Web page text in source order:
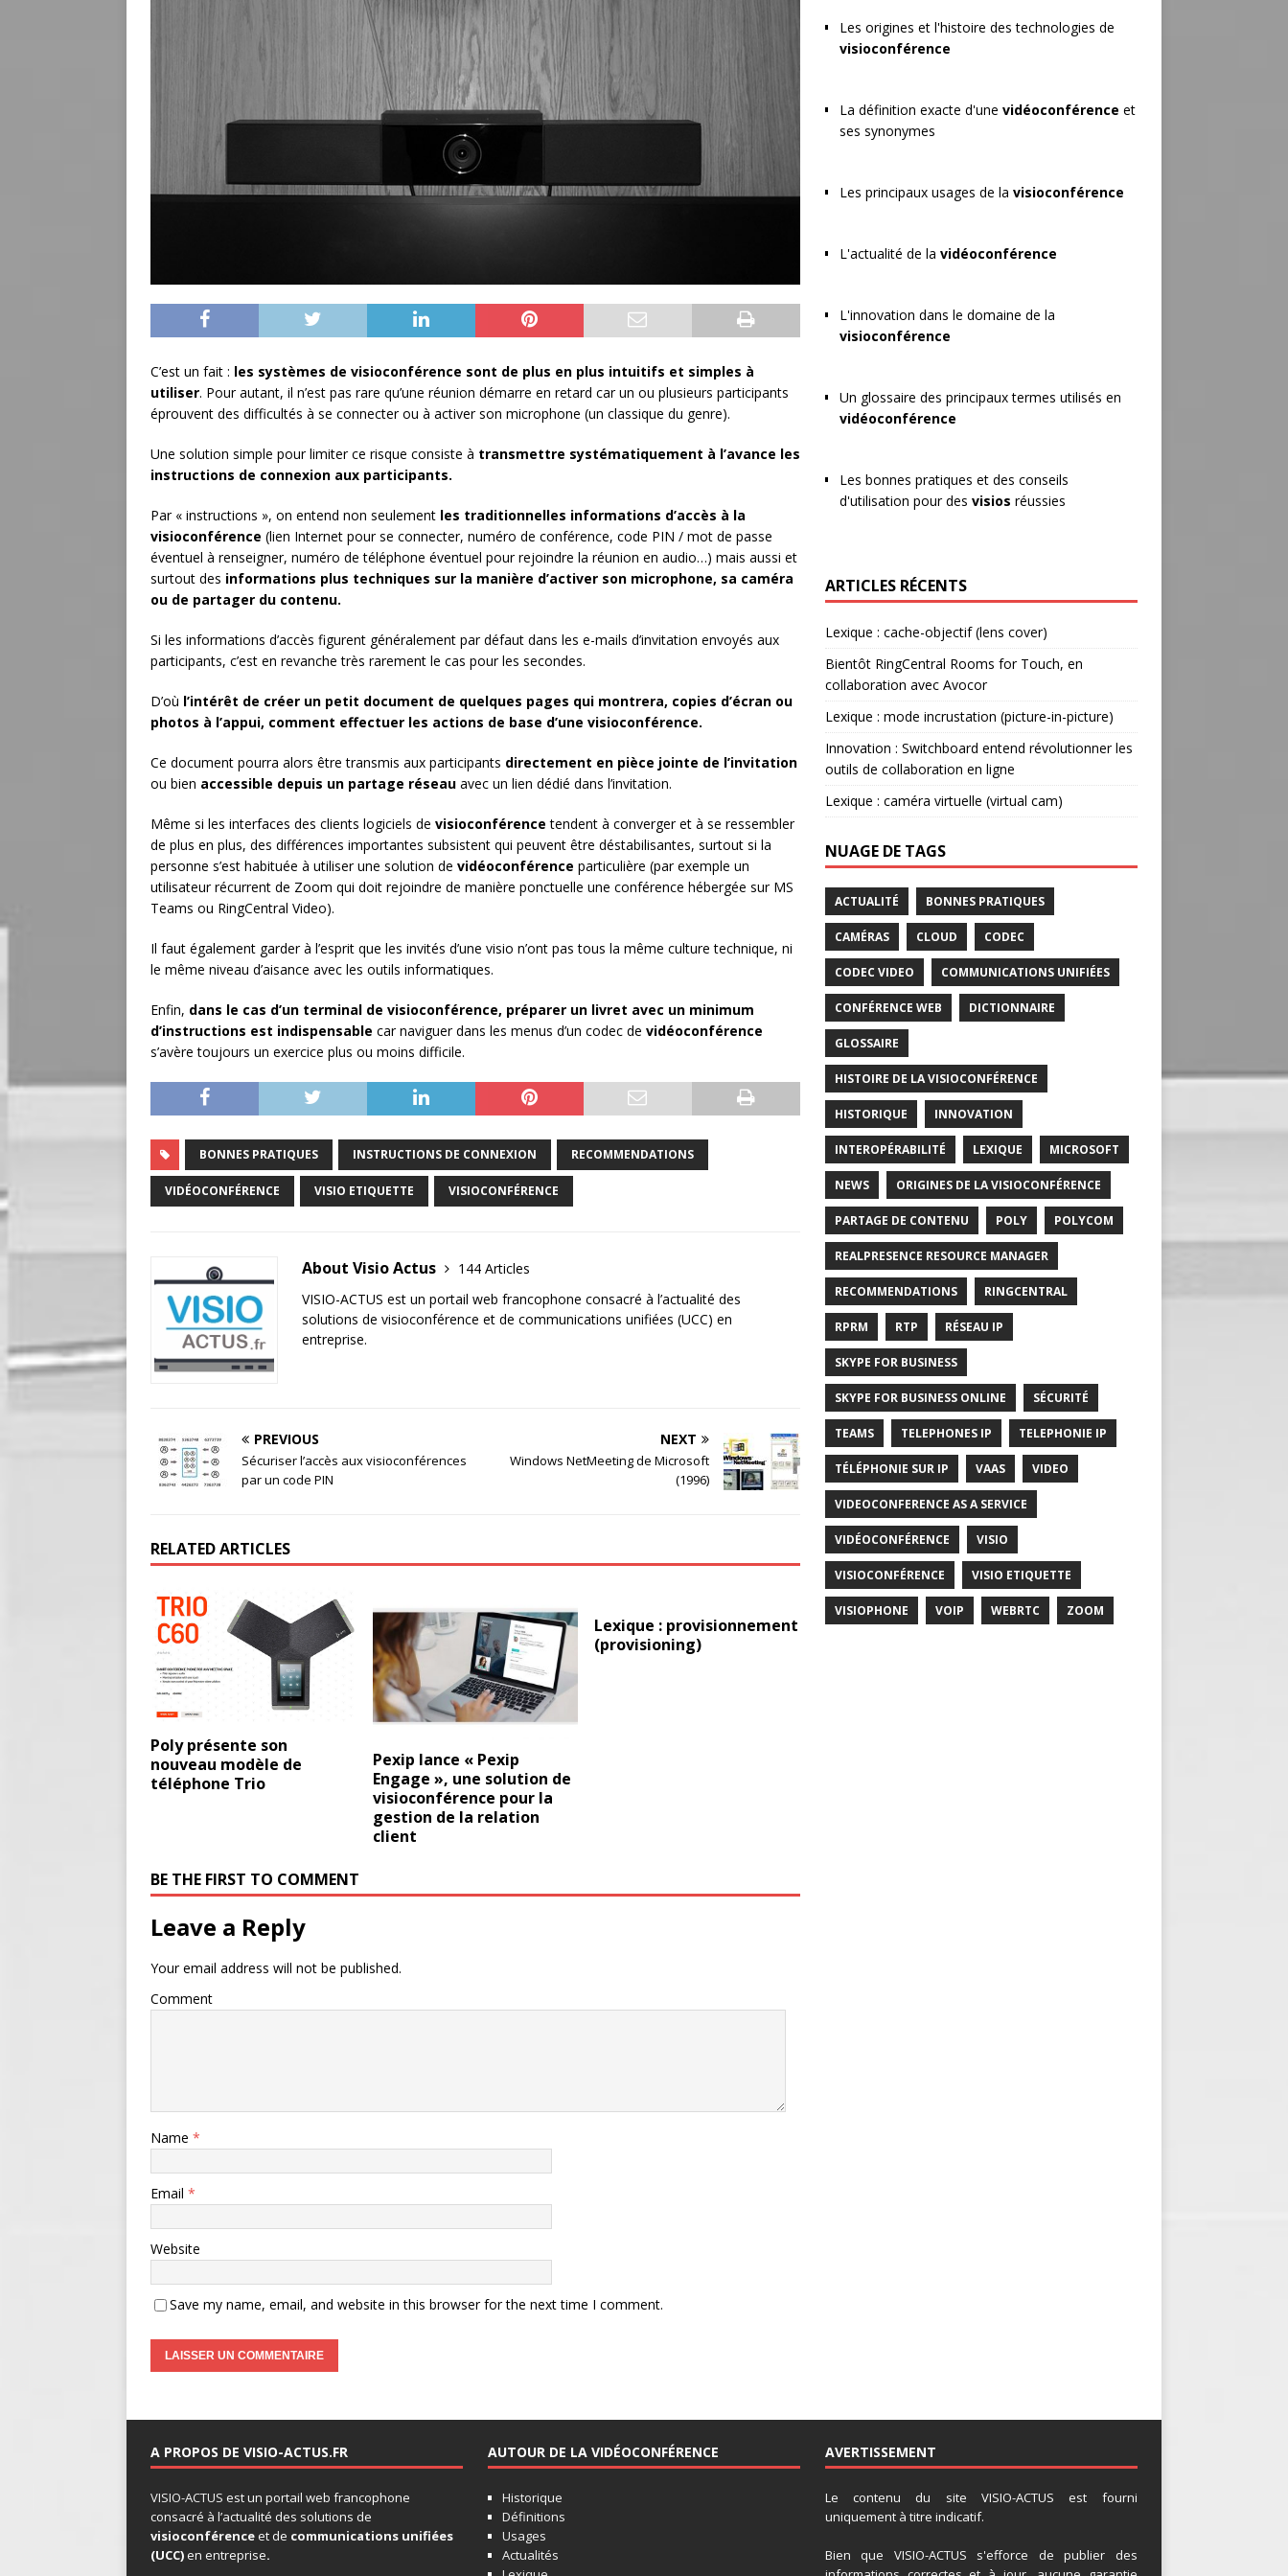
C’est un fait : les systèmes de visioconférence sont de plus en plus intuitifs et simples à
utiliser. Pour autant, il n’est pas rare qu’une réunion démarre en retard car un ou plusieurs participants
éprouvent des difficultés à se connecter ou à activer son microphone (un classique du genre).
Une solution simple pour limiter ce risque consiste à transmettre systématiquement à l’avance les
instructions de connexion aux participants.
Par « instructions », on entend non seulement les traditionnelles informations d’accès à la
visioconférence (lien Internet pour se connecter, numéro de conférence, code PIN / mot de passe
éventuel à renseigner, numéro de téléphone éventuel pour rejoindre la réunion en audio…) mais aussi et
surtout des informations plus techniques sur la manière d’activer son microphone, sa caméra
ou de partager du contenu.
Si les informations d’accès figurent généralement par défaut dans les e-mails d’invitation envoyés aux
participants, c’est en revanche très rarement le cas pour les secondes.
D’où l’intérêt de créer un petit document de quelques pages qui montrera, copies d’écran ou
photos à l’appui, comment effectuer les actions de base d’une visioconférence.
Ce document pourra alors être transmis aux participants directement en pièce jointe de l’invitation
ou bien accessible depuis un partage réseau avec un lien dédié dans l’invitation.
Même si les interfaces des clients logiciels de visioconférence tendent à converger et à se ressembler
de plus en plus, des différences importantes subsistent qui peuvent être déstabilisantes, surtout si la
personne s’est habituée à utiliser une solution de vidéoconférence particulière (par exemple un
utilisateur récurrent de Zoom qui doit rejoindre de manière ponctuelle une conférence hébergée sur MS
Teams ou RingCentral Video).
Il faut également garder à l’esprit que les invités d’une visio n’ont pas tous la même culture technique, ni
le même niveau d’aisance avec les outils informatiques.
Enfin, dans le cas d’un terminal de visioconférence, préparer un livret avec un minimum
d’instructions est indispensable car naviguer dans les menus d’un codec de vidéoconférence
s’avère toujours un exercice plus ou moins difficile.
BONNES PRATIQUES INSTRUCTIONS DE CONNEXION RECOMMENDATIONS
VIDÉOCONFÉRENCE VISIO ETIQUETTE VISIOCONFÉRENCE
About Visio Actus
144 Articles
VISIO-ACTUS est un portail web francophone consacré à l’actualité des
solutions de visioconférence et de communications unifiées (UCC) en
entreprise.
PREVIOUS
Sécuriser l’accès aux visioconférences
par un code PIN
NEXT
Windows NetMeeting de Microsoft
(1996)
RELATED ARTICLES
Poly présente son
nouveau modèle de
téléphone Trio
Pexip lance « Pexip
Engage », une solution de
visioconférence pour la
gestion de la relation
client
Lexique : provisionnement
(provisioning)
BE THE FIRST TO COMMENT
Leave a Reply
Your email address will not be published.
Comment
Name *
Email *
Website
Save my name, email, and website in this browser for the next time I comment.
Les origines et l'histoire des technologies de
visioconférence
La définition exacte d'une vidéoconférence et
ses synonymes
Les principaux usages de la visioconférence
L'actualité de la vidéoconférence
L'innovation dans le domaine de la
visioconférence
Un glossaire des principaux termes utilisés en
vidéoconférence
Les bonnes pratiques et des conseils
d'utilisation pour des visios réussies
ARTICLES RÉCENTS
Lexique : cache-objectif (lens cover)
Bientôt RingCentral Rooms for Touch, en
collaboration avec Avocor
Lexique : mode incrustation (picture-in-picture)
Innovation : Switchboard entend révolutionner les
outils de collaboration en ligne
Lexique : caméra virtuelle (virtual cam)
NUAGE DE TAGS
ACTUALITÉ BONNES PRATIQUES
CAMÉRAS CLOUD CODEC
CODEC VIDEO COMMUNICATIONS UNIFIÉES
CONFÉRENCE WEB DICTIONNAIRE
GLOSSAIRE
HISTOIRE DE LA VISIOCONFÉRENCE
HISTORIQUE INNOVATION
INTEROPÉRABILITÉ LEXIQUE MICROSOFT
NEWS ORIGINES DE LA VISIOCONFÉRENCE
PARTAGE DE CONTENU POLY POLYCOM
REALPRESENCE RESOURCE MANAGER
RECOMMENDATIONS RINGCENTRAL
RPRM RTP RÉSEAU IP
SKYPE FOR BUSINESS
SKYPE FOR BUSINESS ONLINE SÉCURITÉ
TEAMS TELEPHONES IP TELEPHONIE IP
TÉLÉPHONIE SUR IP VAAS VIDEO
VIDEOCONFERENCE AS A SERVICE
VIDÉOCONFÉRENCE VISIO
VISIOCONFÉRENCE VISIO ETIQUETTE
VISIOPHONE VOIP WEBRTC ZOOM
A PROPOS DE VISIO-ACTUS.FR
VISIO-ACTUS est un portail web francophone
consacré à l’actualité des solutions de
visioconférenceet de communications unifiées
(UCC)en entreprise.
AUTOUR DE LA VIDÉOCONFÉRENCE
Historique
Définitions
Usages
Actualités
AVERTISSEMENT
Le contenu du site VISIO-ACTUS est fourni
uniquement à titre indicatif.
Bien que VISIO-ACTUS s'efforce de publier des